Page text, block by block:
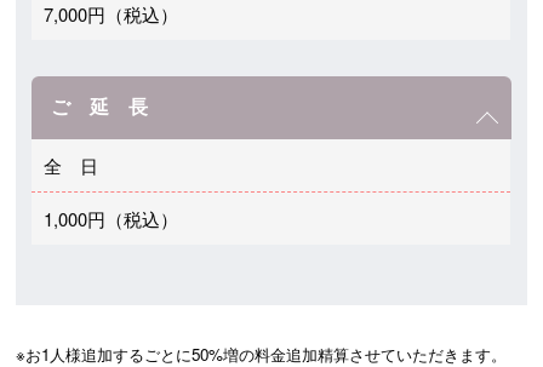
7,000円（税込）
ご 延 長
全 日
1,000円（税込）
※お1人様追加するごとに50%増の料金追加精算させていただきます。